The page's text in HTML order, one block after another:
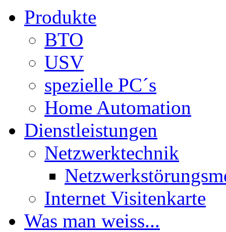
Produkte
BTO
USV
spezielle PC´s
Home Automation
Dienstleistungen
Netzwerktechnik
Internet Visitenkarte
Was man weiss...